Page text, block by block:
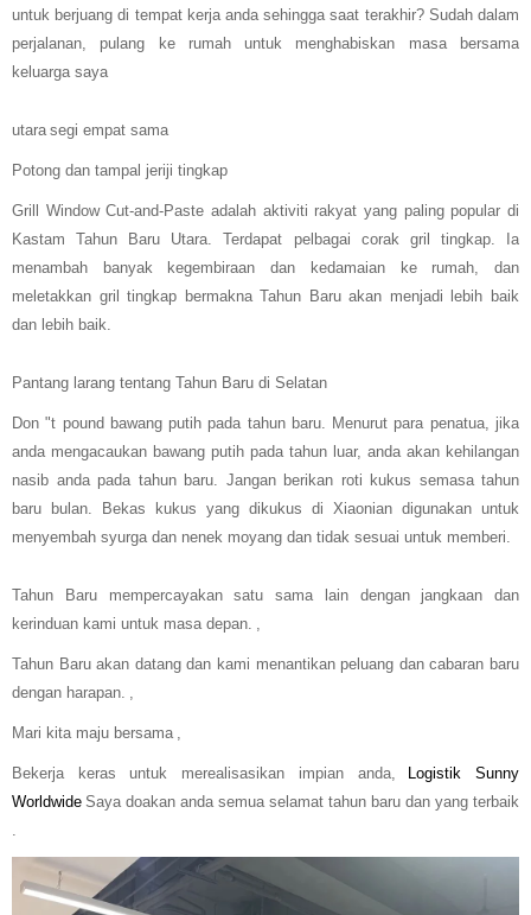
untuk berjuang di tempat kerja anda sehingga saat terakhir? Sudah dalam
perjalanan, pulang ke rumah untuk menghabiskan masa bersama
keluarga saya
utara segi empat sama
Potong dan tampal jeriji tingkap
Grill Window Cut-and-Paste adalah aktiviti rakyat yang paling popular di
Kastam Tahun Baru Utara. Terdapat pelbagai corak gril tingkap. Ia
menambah banyak kegembiraan dan kedamaian ke rumah, dan
meletakkan gril tingkap bermakna Tahun Baru akan menjadi lebih baik
dan lebih baik.
Pantang larang tentang Tahun Baru di Selatan
Don "t pound bawang putih pada tahun baru. Menurut para penatua, jika
anda mengacaukan bawang putih pada tahun luar, anda akan kehilangan
nasib anda pada tahun baru. Jangan berikan roti kukus semasa tahun
baru bulan. Bekas kukus yang dikukus di Xiaonian digunakan untuk
menyembah syurga dan nenek moyang dan tidak sesuai untuk memberi.
Tahun Baru mempercayakan satu sama lain dengan jangkaan dan
kerinduan kami untuk masa depan.
Tahun Baru akan datang dan kami menantikan peluang dan cabaran baru
dengan harapan.
Mari kita maju bersama
Bekerja keras untuk merealisasikan impian anda,
Logistik Sunny
Worldwide Saya doakan anda semua selamat tahun baru dan yang terbaik